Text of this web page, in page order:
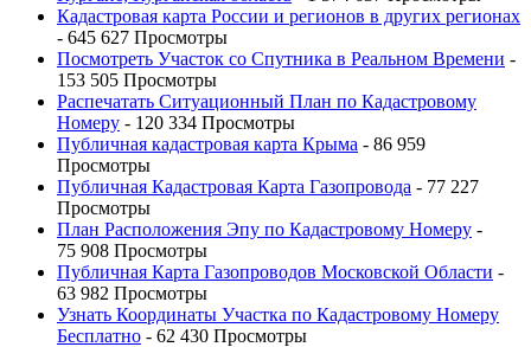
Кадастровая карта России и регионов в других регионах
- 645 627 Просмотры
Посмотреть Участок со Спутника в Реальном Времени -
153 505 Просмотры
Распечатать Ситуационный План по Кадастровому
Номеру - 120 334 Просмотры
Публичная кадастровая карта Крыма - 86 959
Просмотры
Публичная Кадастровая Карта Газопровода - 77 227
Просмотры
План Расположения Эпу по Кадастровому Номеру -
75 908 Просмотры
Публичная Карта Газопроводов Московской Области -
63 982 Просмотры
Узнать Координаты Участка по Кадастровому Номеру
Бесплатно - 62 430 Просмотры